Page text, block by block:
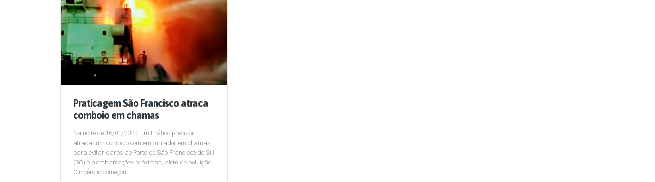
Praticagem São Francisco atraca
comboio em chamas
Na noite de 16/01/2020, um Prático precisou
atracar um comboio com empurrador em chamas
para evitar danos ao Porto de São Francisco do Sul
(SC) e a embarcações próximas, além de poluição.
O incêndio começou...